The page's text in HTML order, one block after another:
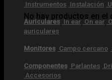
No hay productos en el
Instrumentos Instalación
Auriculares In ear On ear
auriculares
Monitores Campo cercano
Componentes Parlantes
Accesorios